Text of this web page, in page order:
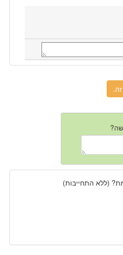
(ללא התחייבות)